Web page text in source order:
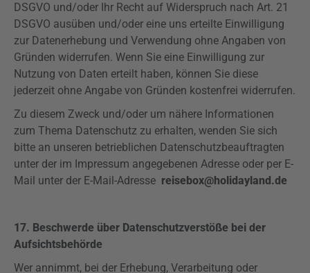
DSGVO und/oder Ihr Recht auf Widerspruch nach Art. 21
DSGVO ausüben und/oder eine uns erteilte Einwilligung
zur Datenerhebung und Verwendung ohne Angaben von
Gründen widerrufen. Wenn Sie eine Einwilligung zur
Nutzung von Daten erteilt haben, können Sie diese
jederzeit ohne Angabe von Gründen kostenfrei widerrufen.
Zu diesem Zweck und/oder um nähere Informationen
zum Thema Datenschutz zu erhalten, wenden Sie sich
bitte an unseren betrieblichen Datenschutzbeauftragten
unter der im Impressum angegebenen Adresse oder per E-
Mail unter der E-Mail-Adresse reisebox@holidayland.de
17. Beschwerde über Datenschutzverstöße bei der
Aufsichtsbehörde
Wer annimmt, bei der Erhebung, Verarbeitung oder